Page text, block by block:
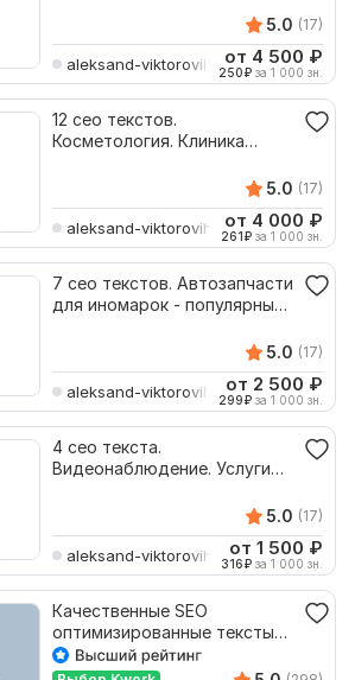
5.0 (17)
aleksand-viktorovih от 4 500 ₽
250₽ за 1 000 зн.
12 сео текстов.
Косметология. Клиника
5.0 (17)
aleksand-viktorovih от 4 000 ₽
261₽ за 1 000 зн.
7 сео текстов. Автозапчасти
для иномарок - популярные.
5.0 (17)
aleksand-viktorovih от 2 500 ₽
299₽ за 1 000 зн.
4 сео текста.
Видеонаблюдение. Услуги
5.0 (17)
aleksand-viktorovih от 1 500 ₽
316₽ за 1 000 зн.
Качественные SEO
оптимизированные тексты
для Вашего сайта